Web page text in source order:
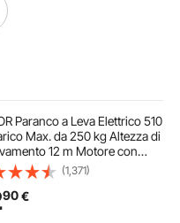
verdura acciaio
Paranco a Leva Elettrico 510
Max. da 250 kg Altezza di
12 m Motore con
Paranco Elettrico a
per Sollevamento Carico
10 m/min da Garage
(1,371)
90€